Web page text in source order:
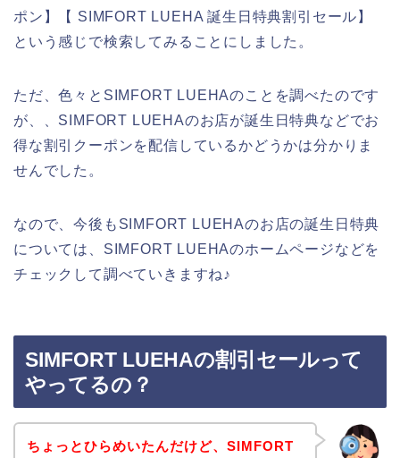
ポン】【 SIMFORT LUEHA 誕生日特典割引セール】
という感じで検索してみることにしました。
ただ、色々とSIMFORT LUEHAのことを調べたのです
が、、SIMFORT LUEHAのお店が誕生日特典などでお
得な割引クーポンを配信しているかどうかは分かりま
せんでした。
なので、今後もSIMFORT LUEHAのお店の誕生日特典
については、SIMFORT LUEHAのホームページなどを
チェックして調べていきますね♪
SIMFORT LUEHAの割引セールって
やってるの？
ちょっとひらめいたんだけど、SIMFORT